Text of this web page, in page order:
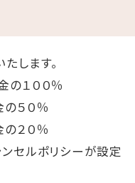
します。
００％
５０％
０％
セルポリシーが設定